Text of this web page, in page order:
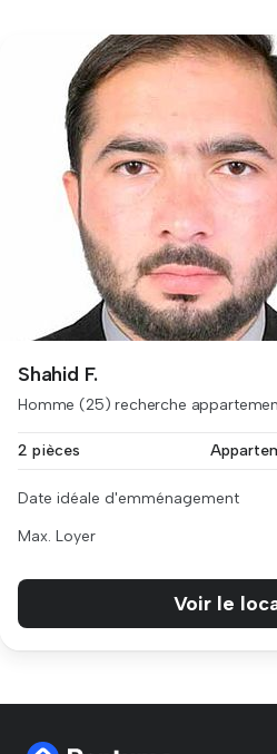
Shahid F.
Homme (25) recherche
2 pièces
Date idéale d'emménagement
Max. Loyer
Voir le